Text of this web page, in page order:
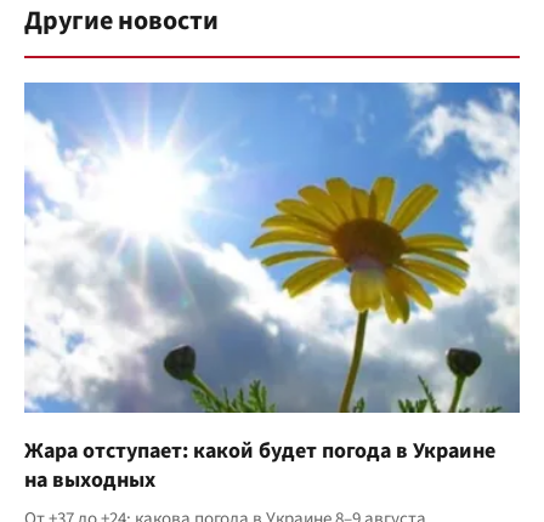
Другие новости
Жара отступает: какой будет погода в Украине
на выходных